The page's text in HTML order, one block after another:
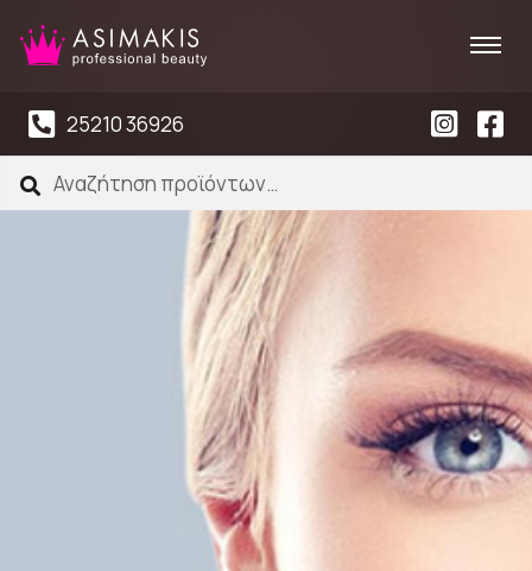
25210 36926
Αναζήτηση
για:
Αναζήτηση